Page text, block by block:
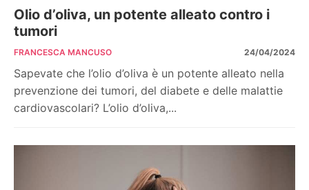
Olio d’oliva, un potente alleato contro i
tumori
FRANCESCA MANCUSO 24/04/2024
Sapevate che l’olio d’oliva è un potente alleato nella
prevenzione dei tumori, del diabete e delle malattie
cardiovascolari? L’olio d’oliva,...